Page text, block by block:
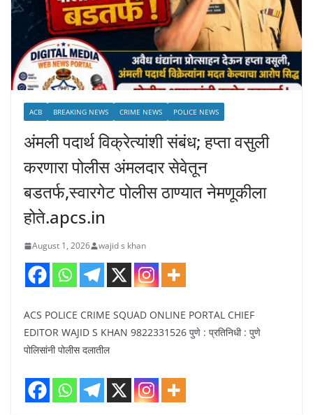
ACB BREAKING NEWS CRIME NEWS POLICE NEWS
अंमली पदार्थ विक्रेत्यांशी संबंध; हप्ता वसुली
करणारा पोलीस अंमलदार सेवेतून
बडतर्फ,स्वारगेट पोलीस ठाण्यात नेमणूकीला
होते.apcs.in
August 1, 2026 wajid s khan
ACS POLICE CRIME SQUAD ONLINE PORTAL CHIEF
EDITOR WAJID S KHAN 9822331526 पुणे : प्रतिनिधी : पुणे
पोलिसांनी पोलीस दलातील